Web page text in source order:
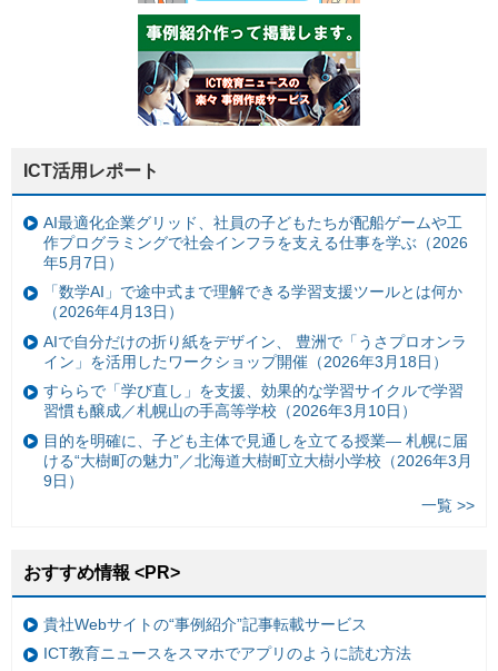
ICT活用レポート
AI最適化企業グリッド、社員の子どもたちが配船ゲームや工
作プログラミングで社会インフラを支える仕事を学ぶ（2026
年5月7日）
「数学AI」で途中式まで理解できる学習支援ツールとは何か
（2026年4月13日）
AIで自分だけの折り紙をデザイン、 豊洲で「うさプロオンラ
イン」を活用したワークショップ開催（2026年3月18日）
すららで「学び直し」を支援、効果的な学習サイクルで学習
習慣も醸成／札幌山の手高等学校（2026年3月10日）
目的を明確に、子ども主体で見通しを立てる授業— 札幌に届
ける“大樹町の魅力”／北海道大樹町立大樹小学校（2026年3月
9日）
一覧 >>
おすすめ情報 <PR>
貴社Webサイトの“事例紹介”記事転載サービス
ICT教育ニュースをスマホでアプリのように読む方法